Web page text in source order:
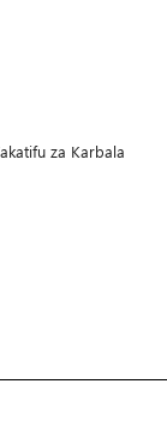
za Karbala